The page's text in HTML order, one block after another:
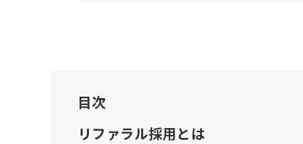
目次
リファラル採用とは